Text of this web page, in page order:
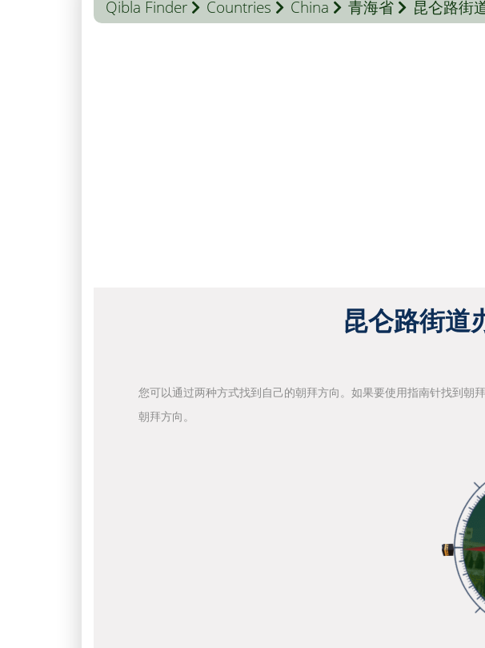
Qibla Finder Countries China 青海省 昆仑路街
昆仑路街道
您可以通过两种方式找到自己的朝拜方向。如果要使用指南针找到
朝拜方向。